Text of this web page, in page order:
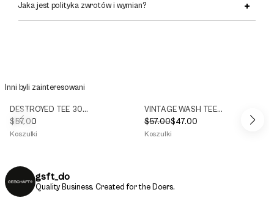
Jaka jest polityka zwrotów i wymian?
Inni byli zainteresowani
DESTROYED TEE 300g/m2
$57.00
Koszulki
VINTAGE WASH TEE 300g/m2
$57.00
Pierwotna
cena
$47.00
Aktualna
cena
Koszulki
gsft_clo
Quality Business. Created for the Doers.